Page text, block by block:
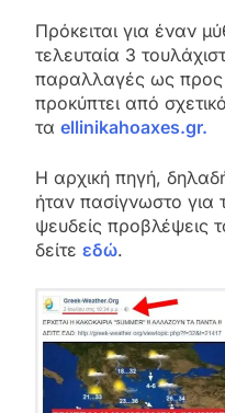
Πρόκειται για έναν
τελευταία 3
παραλλαγές ως προς
προκύπτει από
τα ellinikahoaxes.gr.
Η αρχική πηγή,
ήταν πασίγνωστο για
ψευδείς προβλέψεις
δείτε εδώ.